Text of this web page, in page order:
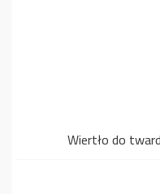
Wiertło do